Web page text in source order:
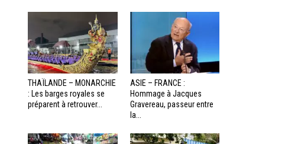
THAÏLANDE – MONARCHIE
: Les barges royales se
préparent à retrouver...
ASIE – FRANCE :
Hommage à Jacques
Gravereau, passeur entre
la...